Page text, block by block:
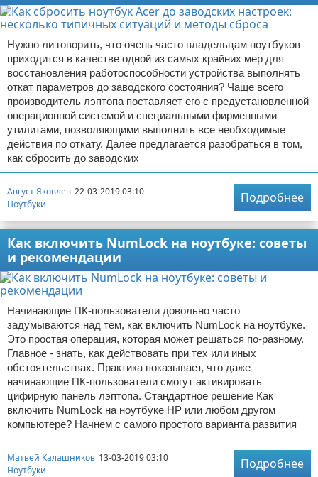
Нужно ли говорить, что очень часто владельцам ноутбуков
приходится в качестве одной из самых крайних мер для
восстановления работоспособности устройства выполнять
откат параметров до заводского состояния? Чаще всего
производитель лэптопа поставляет его с предустановленной
операционной системой и специальными фирменными
утилитами, позволяющими выполнить все необходимые
действия по откату. Далее предлагается разобраться в том,
как сбросить до заводских
Август Яковлев 22-03-2019 03:10
Ноутбуки
Подробнее
Как включить NumLock на ноутбуке: советы
и рекомендации
Начинающие ПК-пользователи довольно часто
задумываются над тем, как включить NumLock на ноутбуке.
Это простая операция, которая может решаться по-разному.
Главное - знать, как действовать при тех или иных
обстоятельствах. Практика показывает, что даже
начинающие ПК-пользователи смогут активировать
цифирную панель лэптопа. Стандартное решение Как
включить NumLock на ноутбуке HP или любом другом
компьютере? Начнем с самого простого варианта развития
Матвей Калашников 13-03-2019 03:10
Ноутбуки
Подробнее